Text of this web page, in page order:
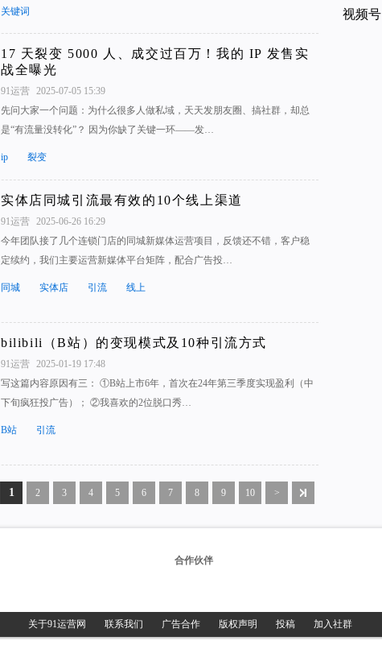
关键词
17 天裂变 5000 人、成交过百万！我的 IP 发售实
战全曝光
91运营 2025-07-05 15:39
先问大家一个问题：为什么很多人做私域，天天发朋友圈、搞社群，却总
是“有流量没转化”？ 因为你缺了关键一环——发…
ip 裂变
实体店同城引流最有效的10个线上渠道
91运营 2025-06-26 16:29
今年团队接了几个连锁门店的同城新媒体运营项目，反馈还不错，客户稳
定续约，我们主要运营新媒体平台矩阵，配合广告投…
同城 实体店 引流 线上
bilibili（B站）的变现模式及10种引流方式
91运营 2025-01-19 17:48
写这篇内容原因有三： ①B站上市6年，首次在24年第三季度实现盈利（中
下旬疯狂投广告）； ②我喜欢的2位脱口秀…
B站 引流
1 2 3 4 5 6 7 8 9 10 >
视频号
合作伙伴
关于91运营网 联系我们 广告合作 版权声明 投稿 加入社群